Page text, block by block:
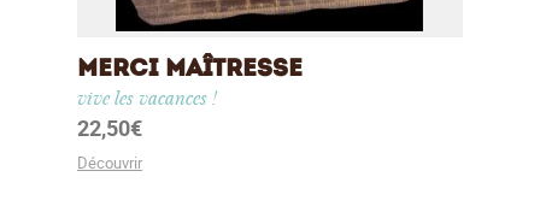
MERCI MAÎTRESSE
vive les vacances !
22,50€
Découvrir